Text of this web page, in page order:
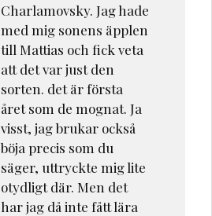
Charlamovsky. Jag hade
med mig sonens äpplen
till Mattias och fick veta
att det var just den
sorten. det är första
året som de mognat. Ja
visst, jag brukar också
böja precis som du
säger, uttryckte mig lite
otydligt där. Men det
har jag då inte fått lära